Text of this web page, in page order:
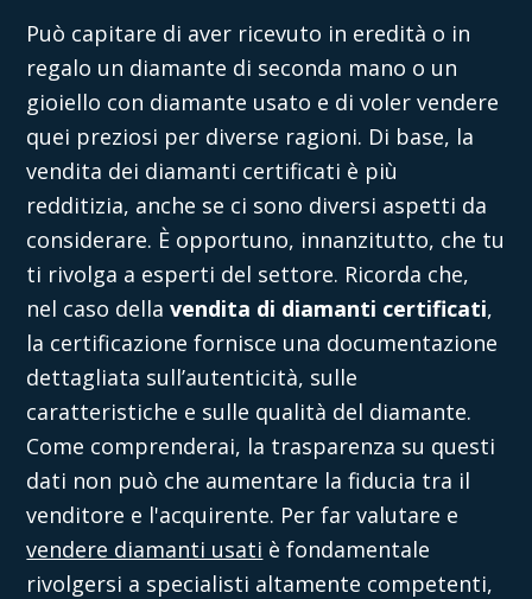
Può capitare di aver ricevuto in eredità o in
regalo un diamante di seconda mano o un
gioiello con diamante usato e di voler vendere
quei preziosi per diverse ragioni. Di base, la
vendita dei diamanti certificati è più
redditizia, anche se ci sono diversi aspetti da
considerare. È opportuno, innanzitutto, che tu
ti rivolga a esperti del settore. Ricorda che,
nel caso dellavendita di diamanti certificati,
la certificazione fornisce una documentazione
dettagliata sull’autenticità, sulle
caratteristiche e sulle qualità del diamante.
Come comprenderai, la trasparenza su questi
dati non può che aumentare la fiducia tra il
venditore e l'acquirente. Per far valutare e
vendere diamanti usati è fondamentale
rivolgersi a specialisti altamente competenti,